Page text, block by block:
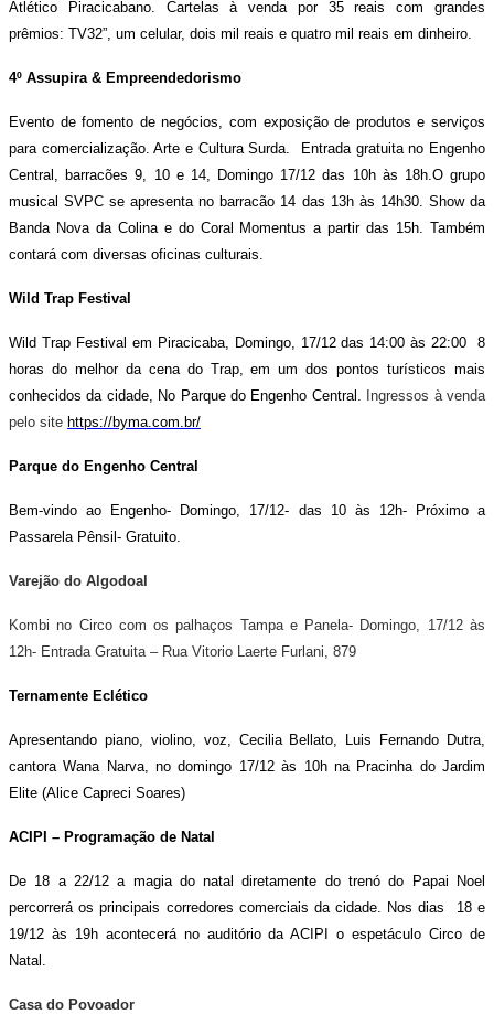
Atlético Piracicabano. Cartelas à venda por 35 reais com grandes
prêmios: TV32”, um celular, dois mil reais e quatro mil reais em dinheiro.
4º Assupira & Empreendedorismo
Evento de fomento de negócios, com exposição de produtos e serviços
para comercialização. Arte e Cultura Surda. Entrada gratuita no Engenho
Central, barracões 9, 10 e 14, Domingo 17/12 das 10h às 18h.O grupo
musical SVPC se apresenta no barracão 14 das 13h às 14h30. Show da
Banda Nova da Colina e do Coral Momentus a partir das 15h. Também
contará com diversas oficinas culturais.
Wild Trap Festival
Wild Trap Festival em Piracicaba, Domingo, 17/12 das 14:00 às 22:00 8
horas do melhor da cena do Trap, em um dos pontos turísticos mais
conhecidos da cidade, No Parque do Engenho Central. Ingressos à venda
pelo site https://byma.com.br/
Parque do Engenho Central
Bem-vindo ao Engenho- Domingo, 17/12- das 10 às 12h- Próximo a
Passarela Pênsil- Gratuito.
Varejão do Algodoal
Kombi no Circo com os palhaços Tampa e Panela- Domingo, 17/12 às
12h- Entrada Gratuita – Rua Vitorio Laerte Furlani, 879
Ternamente Eclético
Apresentando piano, violino, voz, Cecilia Bellato, Luis Fernando Dutra,
cantora Wana Narva, no domingo 17/12 às 10h na Pracinha do Jardim
Elite (Alice Capreci Soares)
ACIPI – Programação de Natal
De 18 a 22/12 a magia do natal diretamente do trenó do Papai Noel
percorrerá os principais corredores comerciais da cidade. Nos dias 18 e
19/12 às 19h acontecerá no auditório da ACIPI o espetáculo Circo de
Natal.
Casa do Povoador